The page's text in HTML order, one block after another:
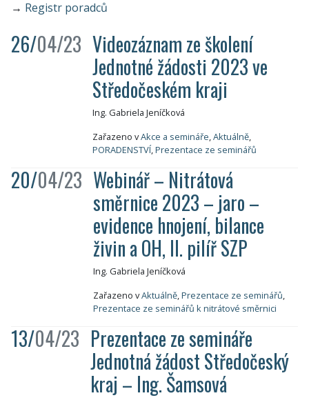
→ Registr poradců
26/04/23 Videozáznam ze školení
Jednotné žádosti 2023 ve
Středočeském kraji
Ing. Gabriela Jeníčková
Zařazeno vAkce a semináře,Aktuálně,
PORADENSTVÍ,Prezentace ze seminářů
20/04/23 Webinář – Nitrátová
směrnice 2023 – jaro –
evidence hnojení, bilance
živin a OH, II. pilíř SZP
Ing. Gabriela Jeníčková
Zařazeno vAktuálně,Prezentace ze seminářů,
Prezentace ze seminářů k nitrátové směrnici
13/04/23 Prezentace ze semináře
Jednotná žádost Středočeský
kraj – Ing. Šamsová